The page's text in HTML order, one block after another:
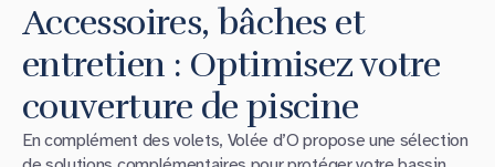
Accessoires, bâches et
entretien : Optimisez votre
couverture de piscine
En complément des volets, Volée d’O propose une sélection